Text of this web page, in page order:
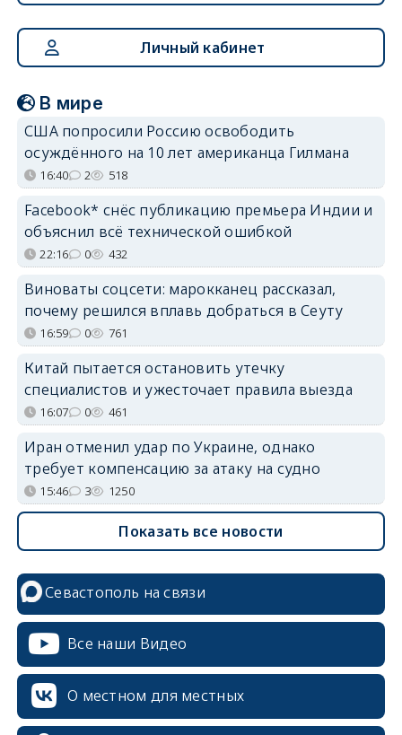
Личный кабинет
В мире
США попросили Россию освободить
осуждённого на 10 лет американца Гилмана
16:40 2 518
Facebook* снёс публикацию премьера Индии и
объяснил всё технической ошибкой
22:16 0 432
Виноваты соцсети: марокканец рассказал,
почему решился вплавь добраться в Сеуту
16:59 0 761
Китай пытается остановить утечку
специалистов и ужесточает правила выезда
16:07 0 461
Иран отменил удар по Украине, однако
требует компенсацию за атаку на судно
15:46 3 1250
Показать все новости
Севастополь на связи
Все наши Видео
О местном для местных